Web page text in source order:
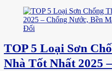
TOP 5 Loại Sơn
Nhà Tốt Nhất 2025